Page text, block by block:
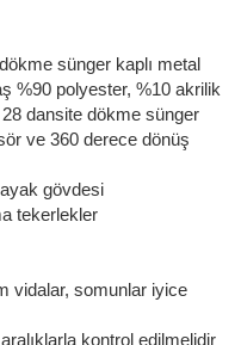
sünger kaplı metal
%90 polyester, %10 akrilik
dansite dökme sünger
ve 360 derece dönüş
gövdesi
tekerlekler
vidalar, somunlar iyice
kontrol edilmelidir